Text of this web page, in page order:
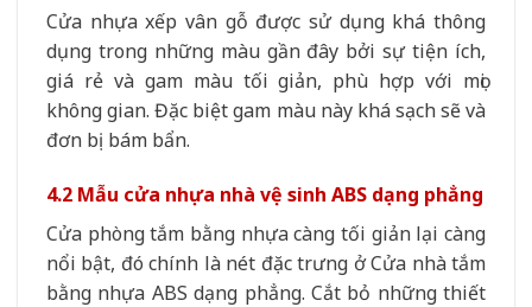
Cửa nhựa xếp vân gỗ được sử dụng khá thông
dụng trong những màu gần đây bởi sự tiện ích,
giá rẻ và gam màu tối giản, phù hợp với mọi
không gian. Đặc biệt gam màu này khá sạch sẽ và
đơn bị bám bẩn.
4.2 Mẫu cửa nhựa nhà vệ sinh ABS dạng phẳng
Cửa phòng tắm bằng nhựa càng tối giản lại càng
nổi bật, đó chính là nét đặc trưng ở Cửa nhà tắm
bằng nhựa ABS dạng phẳng. Cắt bỏ những thiết